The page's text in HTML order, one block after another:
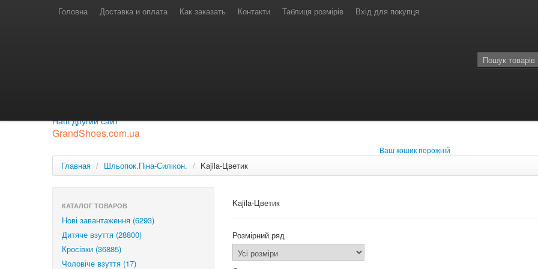
Головна Доставка и оплата Как заказать Контакти Таблиця розмірів Вхід для покупця
Лайф: (063) 527-76-88 МТС: (050) 967-41-33
Наш другий сайт
GrandShoes.com.ua
Ваш кошик порожній
Главная / Шльопок.Піна-Силікон. / Kajila-Цветик
КАТАЛОГ ТОВАРОВ
Нові завантаження (6293)
Дитяче взуття (28800)
Кросівки (36885)
Чоловіче взуття (17)
Kajila-Цветик
Розмірний ряд